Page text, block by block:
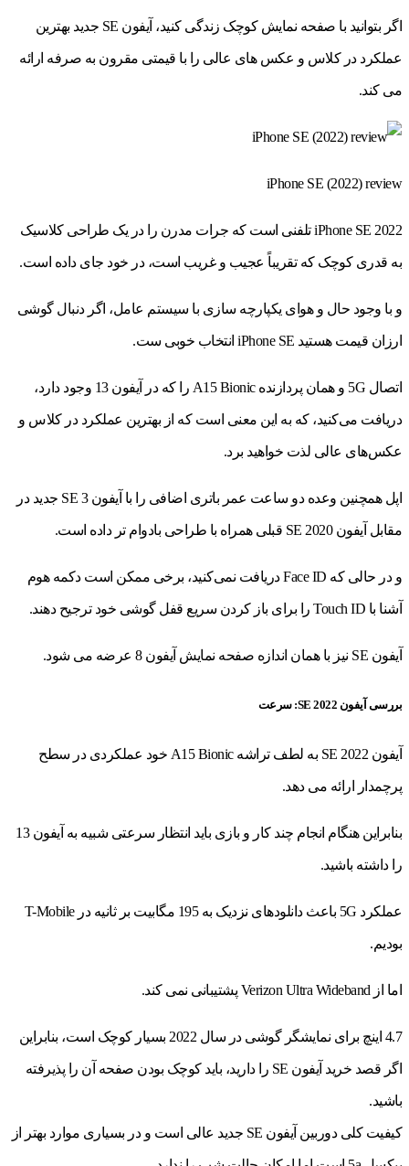
اگر بتوانید با صفحه نمایش کوچک زندگی کنید، آیفون SE جدید بهترین
عملکرد در کلاس و عکس های عالی را با قیمتی مقرون به صرفه ارائه
می کند.
iPhone SE (2022) review
iPhone SE 2022 تلفنی است که جرات مدرن را در یک طراحی کلاسیک
به قدری کوچک که تقریباً عجیب و غریب است، در خود جای داده است.
و با وجود حال و هوای یکپارچه سازی با سیستم عامل، اگر دنبال گوشی
ارزان قیمت هستید iPhone SE انتخاب خوبی ست.
اتصال 5G و همان پردازنده A15 Bionic را که در آیفون 13 وجود دارد،
دریافت می‌کنید، که به این معنی است که از بهترین عملکرد در کلاس و
عکس‌های عالی لذت خواهید برد.
اپل همچنین وعده دو ساعت عمر باتری اضافی را با آیفون SE 3 جدید در
مقابل آیفون SE 2020 قبلی همراه با طراحی بادوام تر داده است.
و در حالی که Face ID دریافت نمی‌کنید، برخی ممکن است دکمه هوم
آشنا با Touch ID را برای باز کردن سریع قفل گوشی خود ترجیح دهند.
آیفون SE نیز با همان اندازه صفحه نمایش آیفون 8 عرضه می شود.
بررسی آیفون SE 2022: سرعت
آیفون SE 2022 به لطف تراشه A15 Bionic خود عملکردی در سطح
پرچمدار ارائه می دهد.
بنابراین هنگام انجام چند کار و بازی باید انتظار سرعتی شبیه به آیفون 13
را داشته باشید.
عملکرد 5G باعث دانلودهای نزدیک به 195 مگابیت بر ثانیه در T-Mobile
بودیم.
اما از Verizon Ultra Wideband پشتیبانی نمی کند.
4.7 اینچ برای نمایشگر گوشی در سال 2022 بسیار کوچک است، بنابراین
اگر قصد خرید آیفون SE را دارید، باید کوچک بودن صفحه آن را پذیرفته
باشید.
کیفیت کلی دوربین آیفون SE جدید عالی است و در بسیاری موارد بهتر از